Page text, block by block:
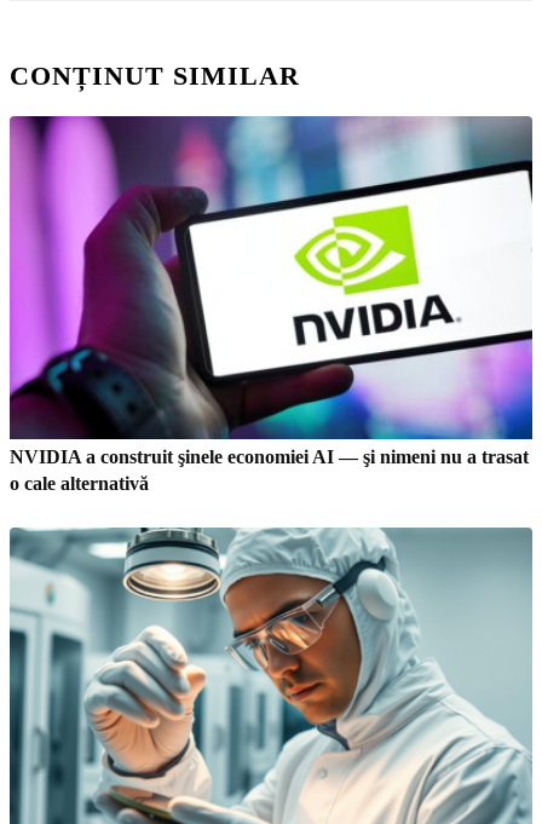
CONȚINUT SIMILAR
NVIDIA a construit şinele economiei AI — şi nimeni nu a trasat
o cale alternativă